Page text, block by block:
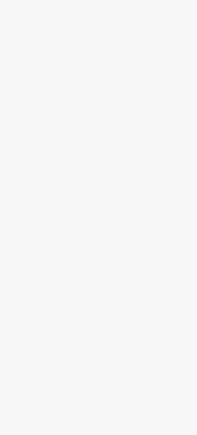
в ручки